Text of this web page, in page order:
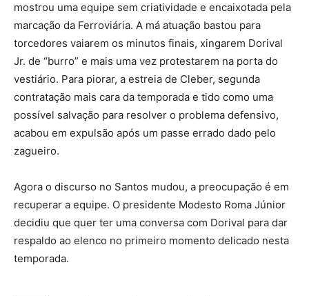
mostrou uma equipe sem criatividade e encaixotada pela
marcação da Ferroviária. A má atuação bastou para
torcedores vaiarem os minutos finais, xingarem Dorival
Jr. de “burro” e mais uma vez protestarem na porta do
vestiário. Para piorar, a estreia de Cleber, segunda
contratação mais cara da temporada e tido como uma
possível salvação para resolver o problema defensivo,
acabou em expulsão após um passe errado dado pelo
zagueiro.
Agora o discurso no Santos mudou, a preocupação é em
recuperar a equipe. O presidente Modesto Roma Júnior
decidiu que quer ter uma conversa com Dorival para dar
respaldo ao elenco no primeiro momento delicado nesta
temporada.